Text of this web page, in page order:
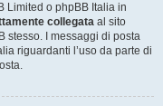
Limited o phpBB Italia in
collegata al sito
stesso. I messaggi di posta
riguardanti l’uso da parte di